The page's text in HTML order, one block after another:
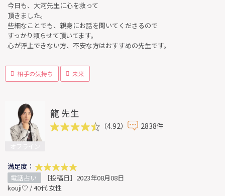
今日も、大河先生に心を救って
頂きました。
些細なことでも、親身にお話を聞いてくださるので
すっかり頼らせて頂いてます。
心が浮上できない方、不安な方はおすすめの先生です。
相手の気持ち 未来
龍 先生
（4.92） 2838件
満足度：
電話占い
［投稿日］2023年08月08日
kouji♡ / 40代 女性